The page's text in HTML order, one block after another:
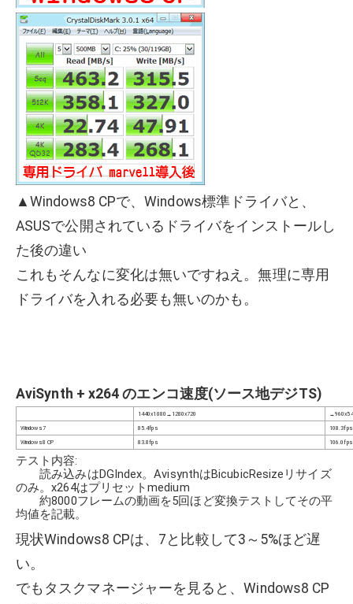
▲Windows8 CPで、Windows標準ドライバと、
ASUSで公開されているドライバをインストールし
た後の違い
これもそんなに変化は無いですねえ。無理に専用
ドライバを入れる必要も無いのかも。
AviSynth + x264 のエンコ速度(ソース地デジTS)
1440x1080→1280x720
Windows7
85.4fps
108.3fps
Windows8 CP
83.8fps 106.0fps
テスト内容:
読み込みはDGIndex。AvisynthはBicubicResizeリサイズ
のみ。x264はプリセットmedium
約8000フレームの動画を5回ほど変換テストしてその平
均値を記載。
現状Windows8 CPは、7と比較して3～5%ほど遅
い。
でもタスクマネージャーを見ると、Windows8 CP